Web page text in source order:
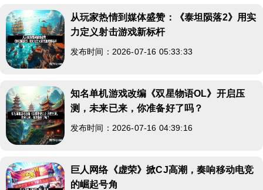
从玩家热情到媒体盛赞：《泰坦陨落2》用实
力定义射击游戏新标杆
发布时间：2026-07-16 05:33:33
知名单机游戏改编《双星物语OL》开启压
测，未来已来，你准备好了吗？
发布时间：2026-07-16 04:39:16
巨人网络《虚荣》掀CJ高潮，奏响移动电竞
的崛起号角